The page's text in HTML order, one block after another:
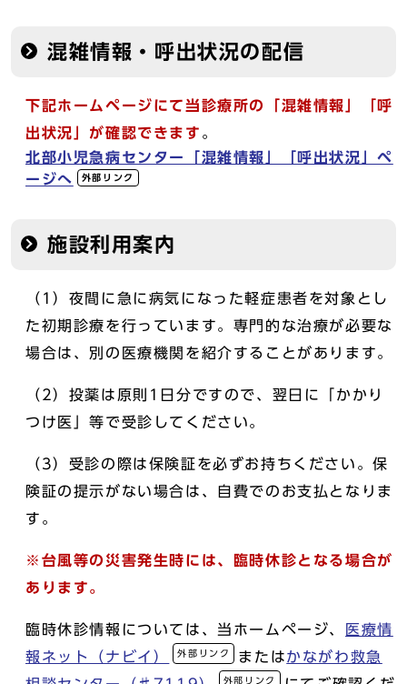
混雑情報・呼出状況の配信
下記ホームページにて当診療所の「混雑情報」「呼
出状況」が確認できます 。
北部小児急病センター「混雑情報」「呼出状況」ペ
ージへ
外部リンク
施設利用案内
（1）夜間に急に病気になった軽症患者を対象とし
た初期診療を行っています。専門的な治療が必要な
場合は、別の医療機関を紹介することがあります。
（2）投薬は原則1日分ですので、翌日に「かかり
つけ医」等で受診してください。
（3）受診の際は保険証を必ずお持ちください。保
険証の提示がない場合は、自費でのお支払となりま
す。
※台風等の災害発生時には、臨時休診となる場合が
あります。
臨時休診情報については、当ホームページ、
医療情
報ネット（ナビイ）
外部リンク またはかながわ救急
外部リンク